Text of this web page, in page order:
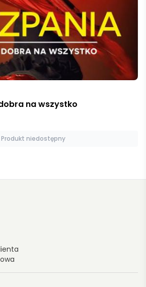
na wszystko
Produkt niedostępny